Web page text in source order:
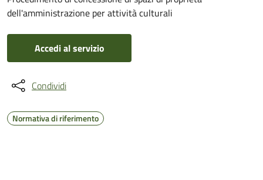
dell'amministrazione per attività culturali
Accedi al servizio
Condividi
Normativa di riferimento